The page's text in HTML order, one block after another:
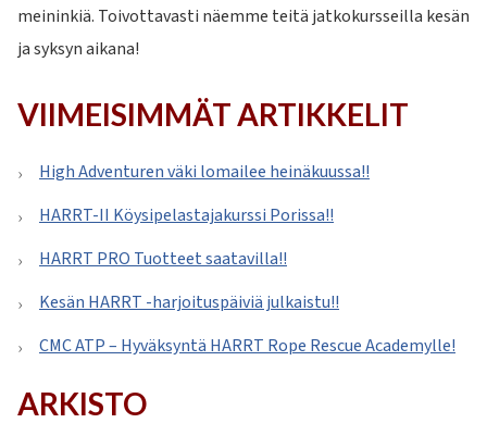
meininkiä. Toivottavasti näemme teitä jatkokursseilla kesän
ja syksyn aikana!
VIIMEISIMMÄT ARTIKKELIT
High Adventuren väki lomailee heinäkuussa!!
HARRT-II Köysipelastajakurssi Porissa!!
HARRT PRO Tuotteet saatavilla!!
Kesän HARRT -harjoituspäiviä julkaistu!!
CMC ATP – Hyväksyntä HARRT Rope Rescue Academylle!
ARKISTO